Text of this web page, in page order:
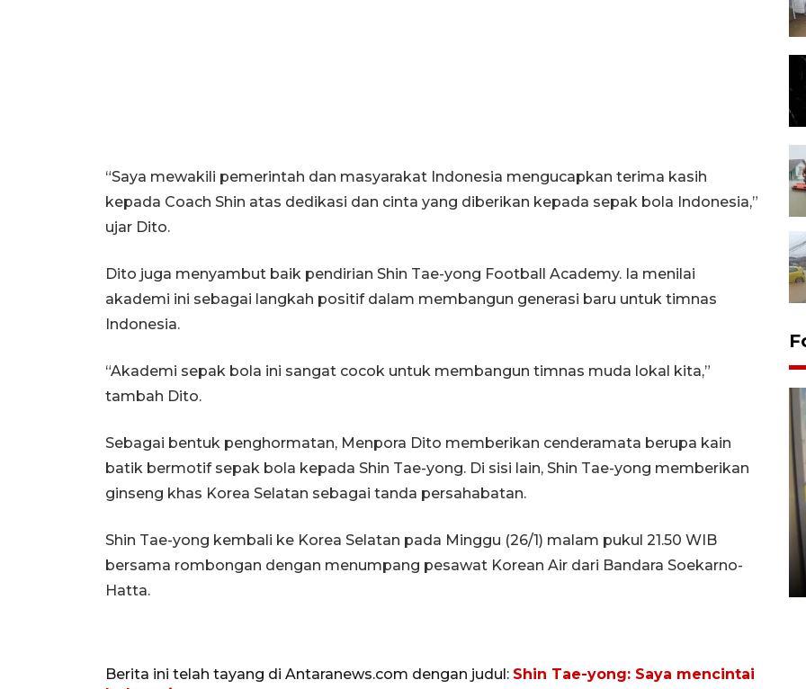
“Saya mewakili pemerintah dan masyarakat Indonesia mengucapkan terima kasih
kepada Coach Shin atas dedikasi dan cinta yang diberikan kepada sepak bola Indonesia,”
ujar Dito.
Dito juga menyambut baik pendirian Shin Tae-yong Football Academy. Ia menilai
akademi ini sebagai langkah positif dalam membangun generasi baru untuk timnas
Indonesia.
“Akademi sepak bola ini sangat cocok untuk membangun timnas muda lokal kita,”
tambah Dito.
Sebagai bentuk penghormatan, Menpora Dito memberikan cenderamata berupa kain
batik bermotif sepak bola kepada Shin Tae-yong. Di sisi lain, Shin Tae-yong memberikan
ginseng khas Korea Selatan sebagai tanda persahabatan.
Shin Tae-yong kembali ke Korea Selatan pada Minggu (26/1) malam pukul 21.50 WIB
bersama rombongan dengan menumpang pesawat Korean Air dari Bandara Soekarno-
Hatta.
Berita ini telah tayang di Antaranews.com dengan judul: Shin Tae-yong: Saya mencintai
Kopdes Merah Putih di
Sumbar
05 August 2026 10:33 WIB